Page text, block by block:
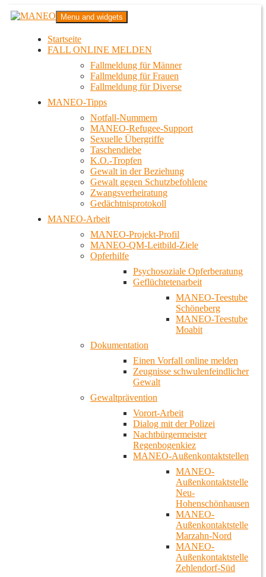
Zum
InhaltMANEO
Das schwule Anti-Gewalt-Projekt in Berlin
Menu and widgets
Startseite
FALL ONLINE MELDEN
Fallmeldung für Männer
Fallmeldung für Frauen
Fallmeldung für Diverse
MANEO-Tipps
Notfall-Nummern
MANEO-Refugee-Support
Sexuelle Übergriffe
Taschendiebe
K.O.-Tropfen
Gewalt in der Beziehung
Gewalt gegen Schutzbefohlene
Zwangsverheiratung
Gedächtnisprotokoll
MANEO-Arbeit
MANEO-Projekt-Profil
MANEO-QM-Leitbild-Ziele
Opferhilfe
Psychosoziale Opferberatung
Geflüchtetenarbeit
MANEO-Teestube
Schöneberg
MANEO-Teestube
Moabit
Dokumentation
Einen Vorfall online melden
Zeugnisse schwulenfeindlicher
Gewalt
Gewaltprävention
Vorort-Arbeit
Dialog mit der Polizei
Nachtbürgermeister
Regenbogenkiez
MANEO-Außenkontaktstellen
MANEO-
Außenkontaktstelle
Neu-
Hohenschönhausen
MANEO-
Außenkontaktstelle
Marzahn-Nord
MANEO-
Außenkontaktstelle
Zehlendorf-Süd